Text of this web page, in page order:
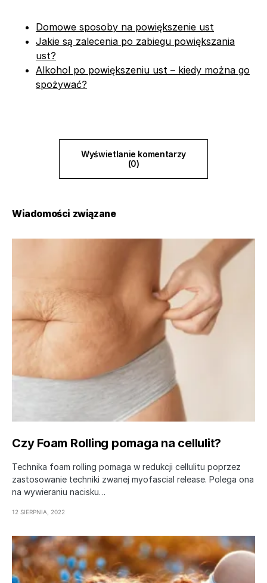
Domowe sposoby na powiększenie ust
Jakie są zalecenia po zabiegu powiększania
ust?
Alkohol po powiększeniu ust – kiedy można go
spożywać?
Wyświetlanie komentarzy
(0)
Wiadomości związane
Czy Foam Rolling pomaga na cellulit?
Technika foam rolling pomaga w redukcji cellulitu poprzez
zastosowanie techniki zwanej myofascial release. Polega ona
na wywieraniu nacisku…
12 SIERPNIA, 2022